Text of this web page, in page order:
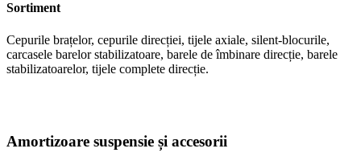
Sortiment
Cepurile brațelor, cepurile direcției, tijele axiale, silent-blocurile,
carcasele barelor stabilizatoare, barele de îmbinare direcție, barele
stabilizatoarelor, tijele complete direcție.
Amortizoare suspensie și accesorii